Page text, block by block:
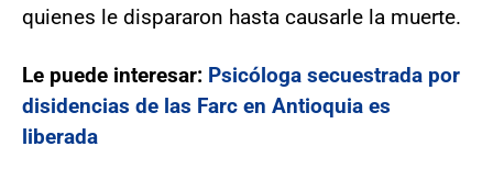
quienes le dispararon hasta causarle la muerte.
Le puede interesar: Psicóloga secuestrada por
disidencias de las Farc en Antioquia es
liberada